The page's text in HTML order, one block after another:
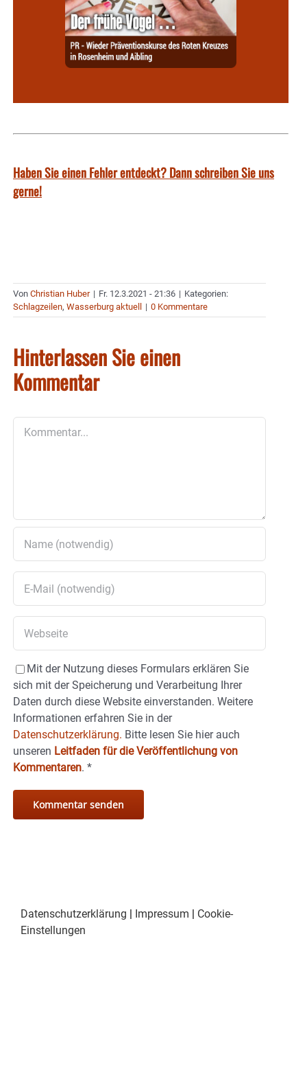
Haben Sie einen Fehler entdeckt? Dann schreiben Sie uns
gerne!
Von Christian Huber | Fr. 12.3.2021 - 21:36 | Kategorien:
Schlagzeilen, Wasserburg aktuell | 0 Kommentare
Hinterlassen Sie einen
Kommentar
Mit der Nutzung dieses Formulars erklären Sie
sich mit der Speicherung und Verarbeitung Ihrer
Daten durch diese Website einverstanden. Weitere
Informationen erfahren Sie in der
Datenschutzerklärung. Bitte lesen Sie hier auch
unseren Leitfaden für die Veröffentlichung von
Kommentaren. *
Datenschutzerklärung Impressum
Cookie-
Einstellungen